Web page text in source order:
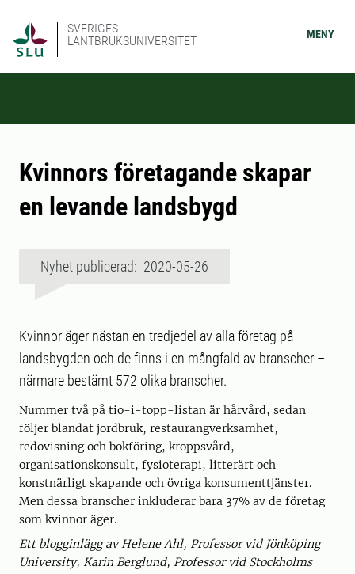
SVERIGES
LANTBRUKSUNIVERSITET
MENY
Kvinnors företagande skapar
en levande landsbygd
Nyhet publicerad: 2020-05-26
Kvinnor äger nästan en tredjedel av alla företag på
landsbygden och de finns i en mångfald av branscher –
närmare bestämt 572 olika branscher.
Nummer två på tio-i-topp-listan är hårvård, sedan
följer blandat jordbruk, restaurangverksamhet,
redovisning och bokföring, kroppsvård,
organisationskonsult, fysioterapi, litterärt och
konstnärligt skapande och övriga konsumenttjänster.
Men dessa branscher inkluderar bara 37% av de företag
som kvinnor äger.
Ett blogginlägg av Helene Ahl, Professor vid Jönköping
University, Karin Berglund, Professor vid Stockholms